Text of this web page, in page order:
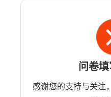
问卷
感谢您的支持与关注